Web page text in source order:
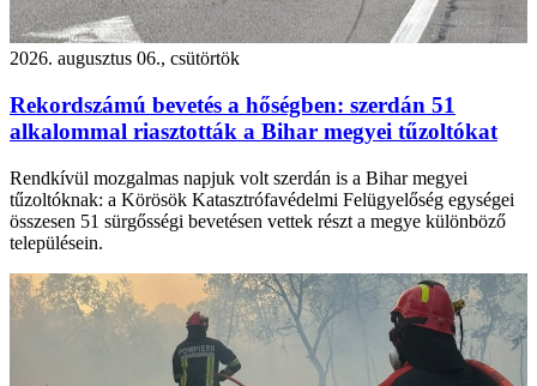
2026. augusztus 06., csütörtök
Rekordszámú bevetés a hőségben: szerdán 51
alkalommal riasztották a Bihar megyei tűzoltókat
Rendkívül mozgalmas napjuk volt szerdán is a Bihar megyei
tűzoltóknak: a Körösök Katasztrófavédelmi Felügyelőség egységei
összesen 51 sürgősségi bevetésen vettek részt a megye különböző
településein.